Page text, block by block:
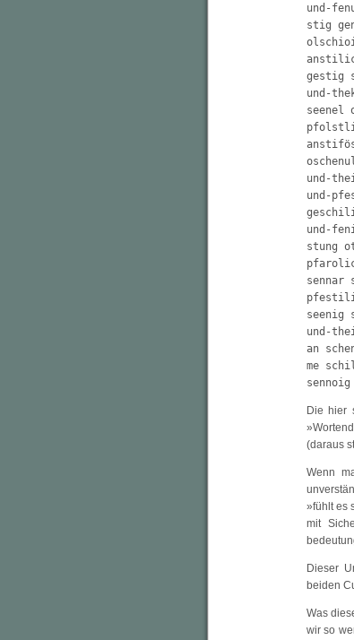
und-
stig
gestig
und-
seenel
und-
und-
und-
stung
und-
an
me
Die hier
(daraus
Wenn
»fühlt es
mit
Dieser
beiden
Was
wir so